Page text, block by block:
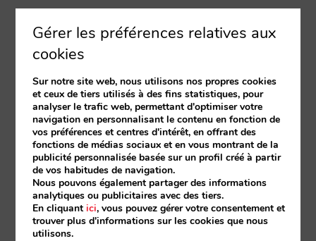
Gérer les préférences relatives aux
cookies
Sur notre site web, nous utilisons nos propres cookies
et ceux de tiers utilisés à des fins statistiques, pour
analyser le trafic web, permettant d'optimiser votre
navigation en personnalisant le contenu en fonction de
vos préférences et centres d'intérêt, en offrant des
fonctions de médias sociaux et en vous montrant de la
publicité personnalisée basée sur un profil créé à partir
de vos habitudes de navigation.
Nous pouvons également partager des informations
analytiques ou publicitaires avec des tiers.
En cliquantici, vous pouvez gérer votre consentement et
trouver plus d'informations sur les cookies que nous
utilisons.